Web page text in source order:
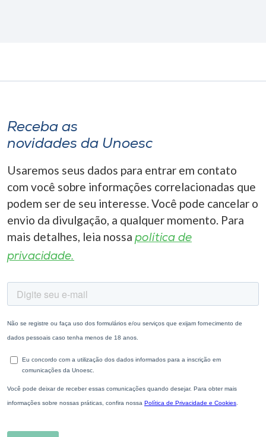
Receba as
novidades da Unoesc
Usaremos seus dados para entrar em contato
com você sobre informações correlacionadas que
podem ser de seu interesse. Você pode cancelar o
envio da divulgação, a qualquer momento. Para
mais detalhes, leia nossa política de
privacidade.